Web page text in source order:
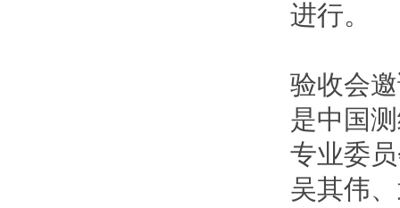
进行。
验收会
是中国
专业委
吴其伟